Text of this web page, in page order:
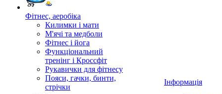
Фітнес, аеробіка
Килимки і мати
М'ячі та медболи
Фітнес і йога
Функціональний
тренінг і Кроссфіт
Рукавички для фітнесу
Пояси, гачки, бинти,
стрічки
Інформація